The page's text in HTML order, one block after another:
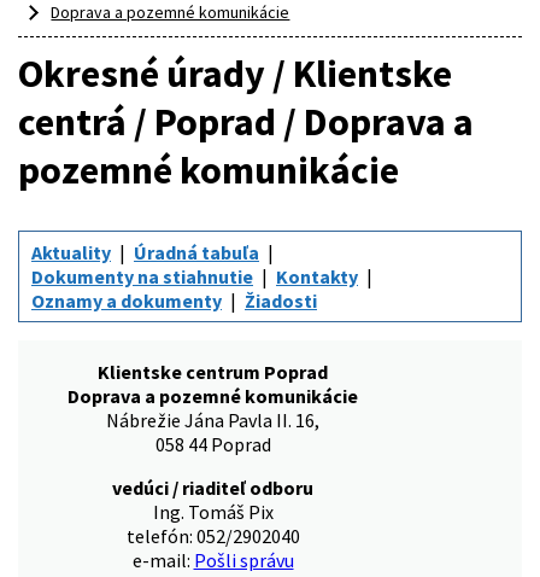
Doprava a pozemné komunikácie
Okresné úrady / Klientske
centrá / Poprad / Doprava a
pozemné komunikácie
Aktuality
Úradná tabuľa
Dokumenty na stiahnutie
Kontakty
Oznamy a dokumenty
Žiadosti
Klientske centrum Poprad
Doprava a pozemné komunikácie
Nábrežie Jána Pavla II. 16,
058 44 Poprad
vedúci / riaditeľ odboru
Ing. Tomáš Pix
telefón: 052/2902040
e-mail: Pošli správu